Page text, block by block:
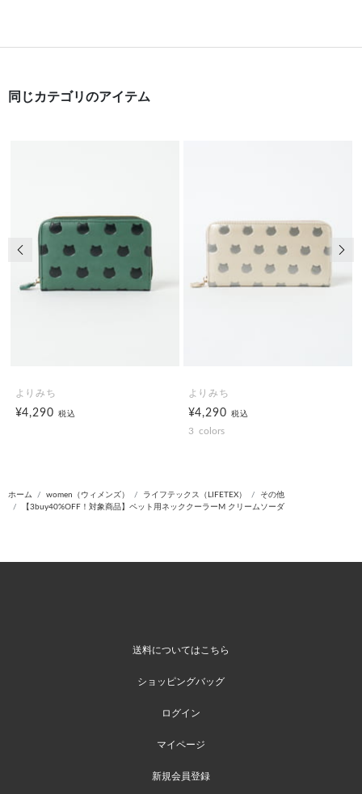
同じカテゴリのアイテム
よりみち
¥4,290税込
よりみち
¥4,290税込
3 colors
前の画像
ホーム women（ウィメンズ） ライフテックス（LIFETEX）
その他
【3buy40%OFF！対象商品】ペット用ネッククーラーM クリームソーダ
送料についてはこちら
ショッピングバッグ
ログイン
マイページ
新規会員登録